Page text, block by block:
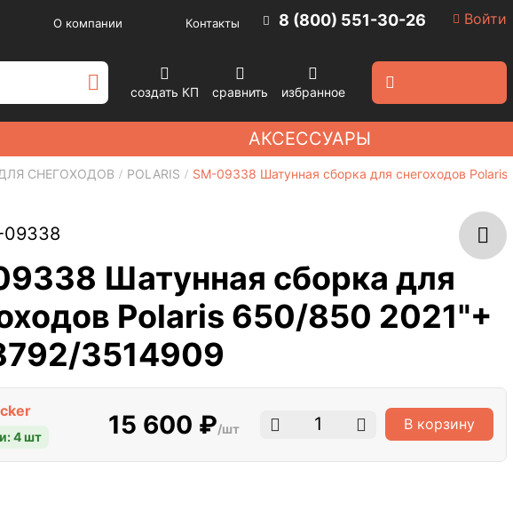
О компании Контакты 8 (800) 551-30-26 Войти
создать КП сравнить избранное
АКСЕССУАРЫ
СНЕГОХОДОВ POLARIS SM-09338 Шатунная сборка для снегоходов
Шатунная сборка для
Polaris 650/850 2021"+
3514909
4 шт 15 600 ₽/шт В корзину